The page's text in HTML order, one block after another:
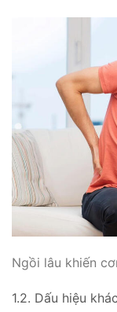
Ngồi lâu khiến
1.2. Dấu hiệu